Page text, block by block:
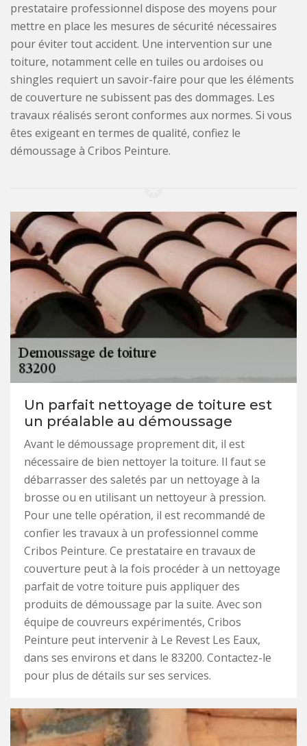
prestataire professionnel dispose des moyens pour
mettre en place les mesures de sécurité nécessaires
pour éviter tout accident. Une intervention sur une
toiture, notamment celle en tuiles ou ardoises ou
shingles requiert un savoir-faire pour que les éléments
de couverture ne subissent pas des dommages. Les
travaux réalisés seront conformes aux normes. Si vous
êtes exigeant en termes de qualité, confiez le
démoussage à Cribos Peinture.
Un parfait nettoyage de toiture est
un préalable au démoussage
Avant le démoussage proprement dit, il est
nécessaire de bien nettoyer la toiture. Il faut se
débarrasser des saletés par un nettoyage à la
brosse ou en utilisant un nettoyeur à pression.
Pour une telle opération, il est recommandé de
confier les travaux à un professionnel comme
Cribos Peinture. Ce prestataire en travaux de
couverture peut à la fois procéder à un nettoyage
parfait de votre toiture puis appliquer des
produits de démoussage par la suite. Avec son
équipe de couvreurs expérimentés, Cribos
Peinture peut intervenir à Le Revest Les Eaux,
dans ses environs et dans le 83200. Contactez-le
pour plus de détails sur ses services.